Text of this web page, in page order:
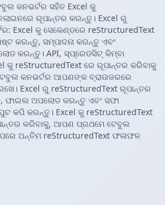
କନଭର୍ଟର ସହିତ Excel କୁ
ରୂପାନ୍ତର କରନ୍ତୁ। Excel ରୁ
Excel କୁ ସେକେଣ୍ଡରେ reStructuredText
କରନ୍ତୁ, ସମ୍ପାଦନା କରନ୍ତୁ ଏବଂ
କରନ୍ତୁ। API, ସ୍ପ୍ରେଡସିଟ୍ କିମ୍ବା
କୁ reStructuredText ରେ ରୂପାନ୍ତର କରିବାକୁ
କନଭର୍ଟର ଆପଣଙ୍କ ବ୍ରାଉଜରରେ
Excel ରୁ reStructuredText ରୂପାନ୍ତର
ଫାଇଲ ଅପଲୋଡ କରନ୍ତୁ ଏବଂ ସଫା
କପି କରନ୍ତୁ। Excel କୁ reStructuredText
କରିବାକୁ, ଆପଣ ପ୍ରଥମେ ଟେବୁଲ
ଅନ୍ତିମ reStructuredText ଫଳାଫଳ